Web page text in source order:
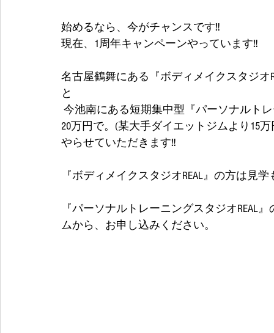
始めるなら、今がチャンスです‼
現在、1周年キャンペーンやっています‼
名古屋鶴舞にある『ボディメイクスタジオ
と
20万円で。(某大手ダイエットジムより15
やらせていただきます‼
『ボディメイクスタジオREAL』の方は見
『パーソナルトレーニングスタジオREAL
ムから、お申し込みください。